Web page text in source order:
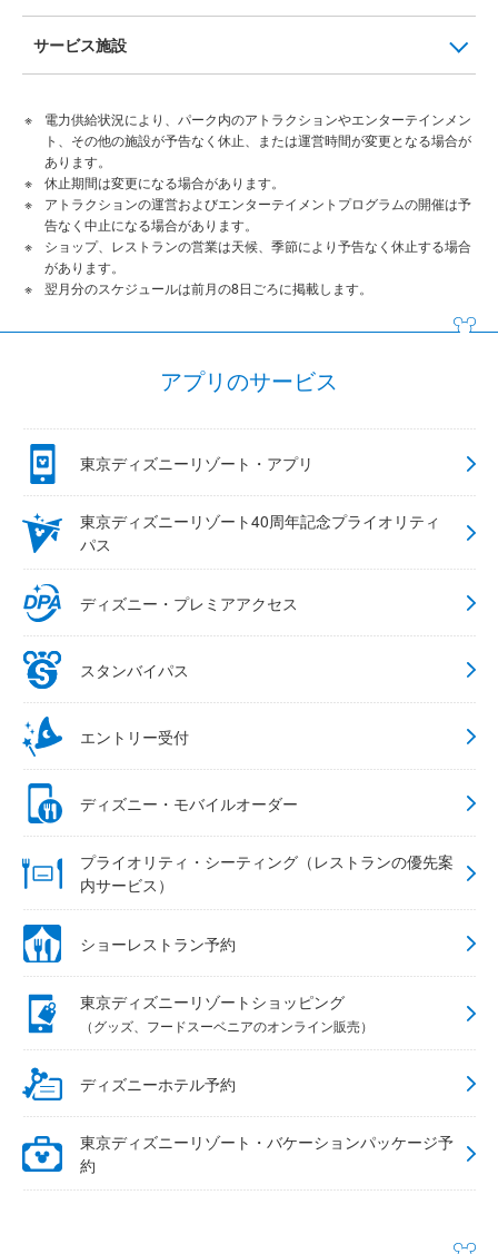
サービス施設
電力供給状況により、パーク内のアトラクションやエンターテインメン
ト、その他の施設が予告なく休止、または運営時間が変更となる場合が
あります。
休止期間は変更になる場合があります。
アトラクションの運営およびエンターテイメントプログラムの開催は予
告なく中止になる場合があります。
ショップ、レストランの営業は天候、季節により予告なく休止する場合
があります。
翌月分のスケジュールは前月の8日ごろに掲載します。
アプリのサービス
東京ディズニーリゾート・アプリ
東京ディズニーリゾート40周年記念プライオリティ
パス
ディズニー・プレミアアクセス
スタンバイパス
エントリー受付
ディズニー・モバイルオーダー
プライオリティ・シーティング（レストランの優先案
内サービス）
ショーレストラン予約
東京ディズニーリゾートショッピング
（グッズ、フードスーベニアのオンライン販売）
ディズニーホテル予約
東京ディズニーリゾート・バケーションパッケージ予
約